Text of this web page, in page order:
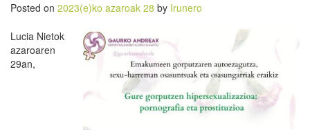
Posted on 2023(e)ko azaroak 28 by Irunero
Lucia Nietok
azaroaren
29an,